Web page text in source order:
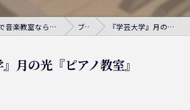
学芸大学駅周辺で音楽教室ならシェリー・アーツ音楽教室 ブログ 『学芸大学』月の光『ピアノ教室』
』月の光『ピアノ教室』